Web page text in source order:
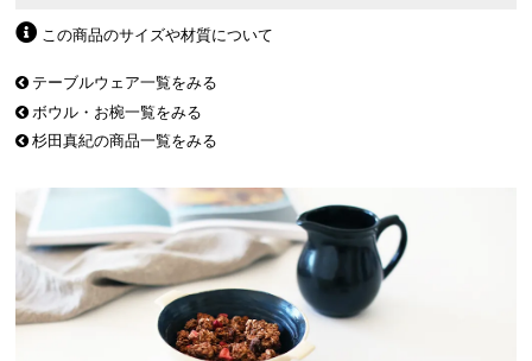
この商品のサイズや材質について
テーブルウェア一覧をみる
ボウル・お椀一覧をみる
杉田真紀の商品一覧をみる